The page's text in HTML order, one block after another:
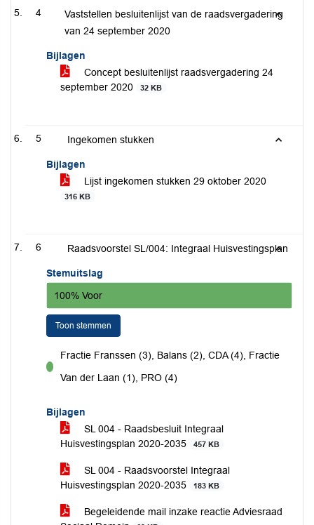
4
Vaststellen besluitenlijst van de raadsvergadering
van 24 september 2020
Bijlagen
Concept besluitenlijst raadsvergadering 24
september 2020
32 KB
5 Ingekomen stukken
Bijlagen
Lijst ingekomen stukken 29 oktober 2020
316 KB
6 Raadsvoorstel SL/004: Integraal Huisvestingsplan
Stemuitslag
100% Voor
Toon stemmen
voor
Fractie Franssen (3), Balans (2), CDA (4), Fractie
Van der Laan (1), PRO (4)
Bijlagen
SL 004 - Raadsbesluit Integraal
Huisvestingsplan 2020-2035
457 KB
SL 004 - Raadsvoorstel Integraal
Huisvestingsplan 2020-2035
183 KB
Begeleidende mail inzake reactie Adviesraad